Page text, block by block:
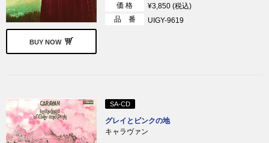
BUY NOW
価 格
¥3,850 (税込)
品 番
UIGY-9619
SA-CD
グレイとピンクの地
キャラヴァン